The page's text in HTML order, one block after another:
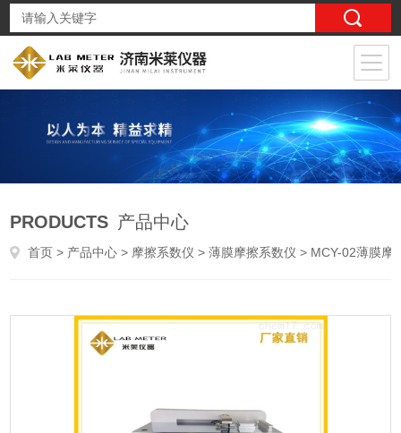
PRODUCTS 产品中心
首页 > 产品中心 > 摩擦系数仪 >薄膜摩擦系数仪 > MCY-02薄膜摩擦仪